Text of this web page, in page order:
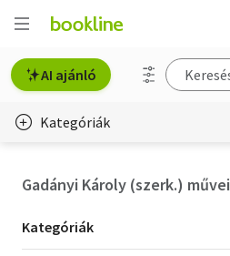
AI ajánló
Kategóriák
Gadányi Károly (szerk.) művei
Kategória
szűrés
Kategóriák